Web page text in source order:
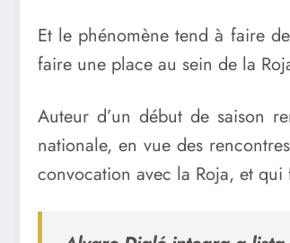
Et le phénomène tend à faire
faire une place au sein de la
Auteur d’un début de saison
nationale, en vue des
convocation avec la Roja, et